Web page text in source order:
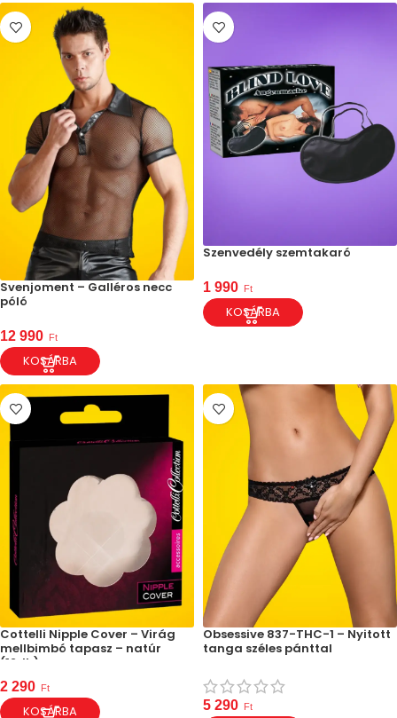
Svenjoment – Galléros necc
póló
12 990 Ft
KOSÁRBA
Szenvedély szemtakaró
1 990 Ft
KOSÁRBA
Cottelli Nipple Cover – Virág
mellbimbó tapasz – natúr
(12db)
2 290 Ft
KOSÁRBA
Obsessive 837-THC-1 – Nyitott
tanga széles pánttal
5 290 Ft